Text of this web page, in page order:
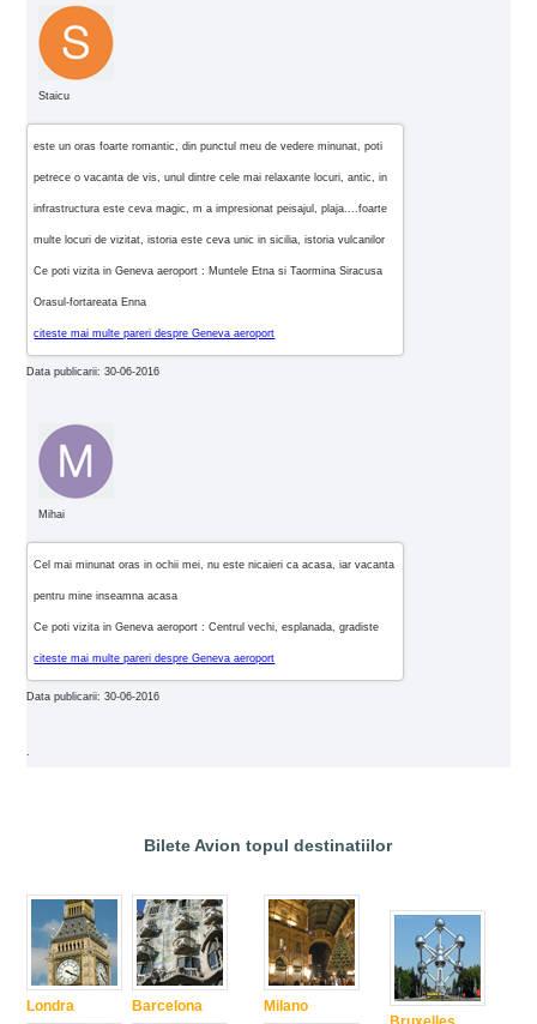
Staicu
este un oras foarte romantic, din punctul meu de vedere minunat, poti
petrece o vacanta de vis, unul dintre cele mai relaxante locuri, antic, in
infrastructura este ceva magic, m a impresionat peisajul, plaja....foarte
multe locuri de vizitat, istoria este ceva unic in sicilia, istoria vulcanilor
Ce poti vizita in Geneva aeroport : Muntele Etna si Taormina Siracusa
Orasul-fortareata Enna
citeste mai multe pareri despre Geneva aeroport
Data publicarii: 30-06-2016
Mihai
Cel mai minunat oras in ochii mei, nu este nicaieri ca acasa, iar vacanta
pentru mine inseamna acasa
Ce poti vizita in Geneva aeroport : Centrul vechi, esplanada, gradiste
citeste mai multe pareri despre Geneva aeroport
Data publicarii: 30-06-2016
.
Bilete Avion topul destinatiilor
Londra Barcelona
Milano